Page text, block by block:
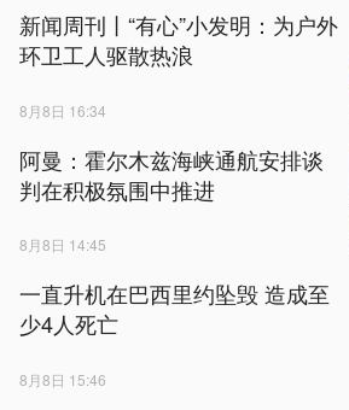
新闻周刊丨“有心”小发明：为户外
环卫工人驱散热浪
8月8日 16:34
阿曼：霍尔木兹海峡通航安排谈
判在积极氛围中推进
8月8日 14:45
一直升机在巴西里约坠毁 造成至
少4人死亡
8月8日 15:46